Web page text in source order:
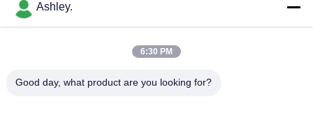
rodamiento de
rodamiento de
rodillos cónicos
Rodamientos de
Ashley.
6:30 PM
Good day, what product are you looking for?